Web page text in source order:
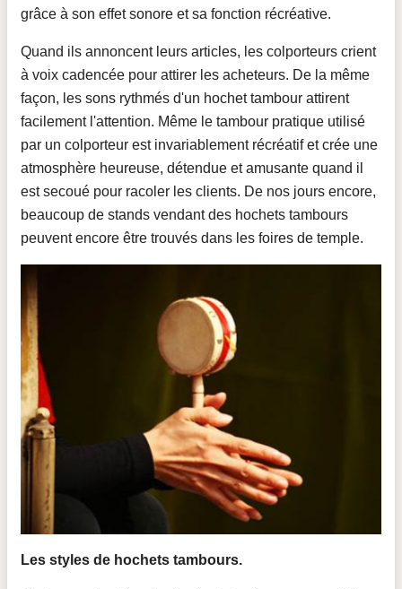
grâce à son effet sonore et sa fonction récréative.
Quand ils annoncent leurs articles, les colporteurs crient
à voix cadencée pour attirer les acheteurs. De la même
façon, les sons rythmés d'un hochet tambour attirent
facilement l'attention. Même le tambour pratique utilisé
par un colporteur est invariablement récréatif et crée une
atmosphère heureuse, détendue et amusante quand il
est secoué pour racoler les clients. De nos jours encore,
beaucoup de stands vendant des hochets tambours
peuvent encore être trouvés dans les foires de temple.
Les styles de hochets tambours.